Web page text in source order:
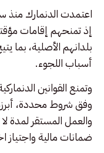
اعتمدت الدنمارك منذ
إذ تمنحهم إقامات
بلدانهم الأصلية، بما
أسباب اللجوء.
وتمنع القوانين
والعمل المستقر لمدة
ضمانات مالية واجتياز